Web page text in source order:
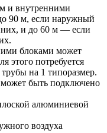
и внутренними
90 м, если наружный
и до 60 м — если
блоками может
этого потребуется
на 1 типоразмер.
быть подключено
алюминиевой
воздуха